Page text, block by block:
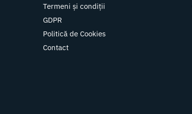
Termeni și condiții
GDPR
Politică de Cookies
Contact